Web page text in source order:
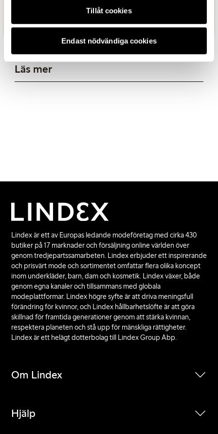
Tillåt cookies
Endast nödvändiga cookies
Läs mer
Nyheter och
Lindex är ett av Europas ledande modeföretag med cirka 430
butiker på 17 marknader och försäljning online världen över
genom tredjepartssamarbeten. Lindex erbjuder ett inspirerande
och prisvärt mode och sortimentet omfattar flera olika koncept
inom underkläder, barn, dam och kosmetik. Lindex växer, både
genom egna kanaler och tillsammans med globala
modeplattformar. Lindex högre syfte är att driva meningsfull
förändring för kvinnor, och Lindex hållbarhetslöfte är att göra
skillnad för framtida generationer genom att stärka kvinnan,
respektera planeten och stå upp för mänskliga rättigheter.
Lindex är ett helägt dotterbolag till Lindex Group Abp.
Om Lindex
Hjälp